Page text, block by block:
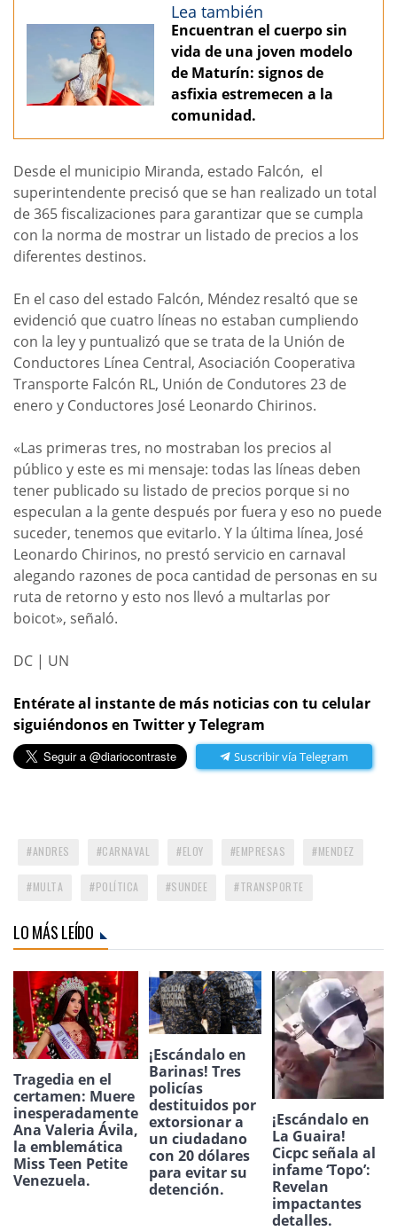
Lea también
Encuentran el cuerpo sin
vida de una joven modelo
de Maturín: signos de
asfixia estremecen a la
comunidad.
Desde el municipio Miranda, estado Falcón, el
superintendente precisó que se han realizado un total
de 365 fiscalizaciones para garantizar que se cumpla
con la norma de mostrar un listado de precios a los
diferentes destinos.
En el caso del estado Falcón, Méndez resaltó que se
evidenció que cuatro líneas no estaban cumpliendo
con la ley y puntualizó que se trata de la Unión de
Conductores Línea Central, Asociación Cooperativa
Transporte Falcón RL, Unión de Condutores 23 de
enero y Conductores José Leonardo Chirinos.
«Las primeras tres, no mostraban los precios al
público y este es mi mensaje: todas las líneas deben
tener publicado su listado de precios porque si no
especulan a la gente después por fuera y eso no puede
suceder, tenemos que evitarlo. Y la última línea, José
Leonardo Chirinos, no prestó servicio en carnaval
alegando razones de poca cantidad de personas en su
ruta de retorno y esto nos llevó a multarlas por
boicot», señaló.
DC | UN
Entérate al instante de más noticias con tu celular
siguiéndonos en Twitter y Telegram
Suscribir vía Telegram
ANDRES CARNAVAL ELOY EMPRESAS MENDEZ
MULTA POLÍTICA SUNDEE TRANSPORTE
LO MÁS LEÍDO
Tragedia en el
certamen: Muere
inesperadamente
Ana Valeria Ávila,
la emblemática
Miss Teen Petite
Venezuela.
¡Escándalo en
Barinas! Tres
policías
destituidos por
extorsionar a
un ciudadano
con 20 dólares
para evitar su
detención.
¡Escándalo en
La Guaira!
Cicpc señala al
infame ‘Topo’:
Revelan
impactantes
detalles.